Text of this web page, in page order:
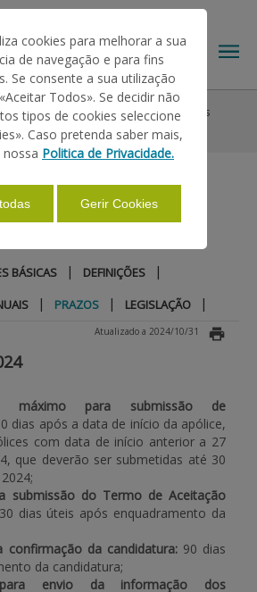
o menu
Outras Ajudas Seguros
Colheitas
BÁSICAS | DEFINIÇÕES |
| PRAZOS | LEGISLAÇÃO |
Atualizado a 2024/10/31
para submissão de
dias após a data de início da apólice,
com data de início anterior a 27
que deverão ser submetidas até 30
submissão do Termo de Aceitação
30 dias úteis após enquadramento da
confirmação da candidatura: 90 dias
da candidatura;
envio da informação dos
cookies para melhorar a sua
de navegação e para fins
Se consente a sua utilização
Todos». Se decidir não
tipos de cookies seleccione
Caso pretenda saber mais,
Politica de Privacidade.
Gerir Cookies